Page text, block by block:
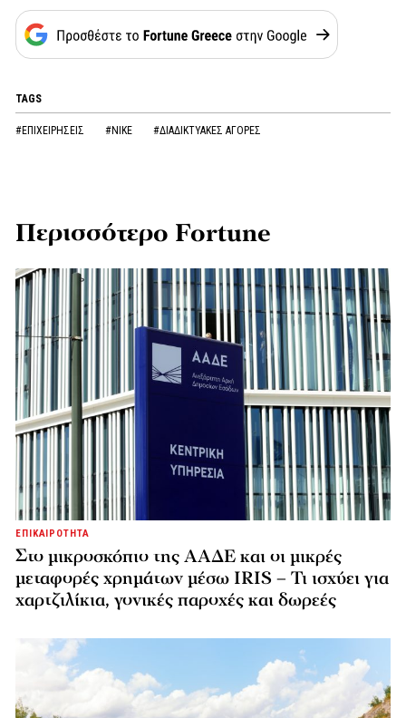
TAGS
#ΕΠΙΧΕΙΡΗΣΕΙΣ #NIKE #ΔΙΑΔΙΚΤΥΑΚΕΣ ΑΓΟΡΕΣ
Περισσότερο Fortune
ΕΠΙΚΑΙΡΟΤΗΤΑ
Στο μικροσκόπιο της ΑΑΔΕ και οι μικρές
μεταφορές χρημάτων μέσω IRIS – Τι ισχύει για
χαρτζιλίκια, γονικές παροχές και δωρεές